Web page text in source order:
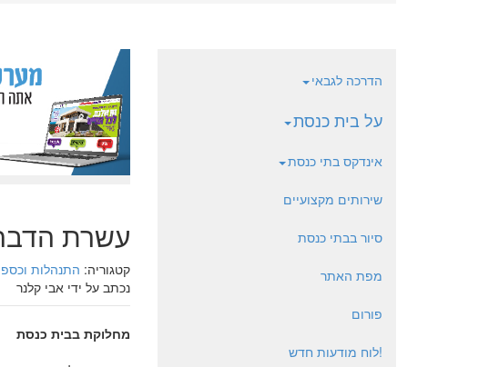
עשרת
קטגוריה: התנהלות
נכתב על ידי אבי קלנר
מחלוקת בבית כנסת
הדרכה לגבאי
על בית כנסת
אינדקס בתי כנסת
שירותים מקצועיים
סיור בבתי כנסת
מפת האתר
פורום
!לוח מודעות חדש